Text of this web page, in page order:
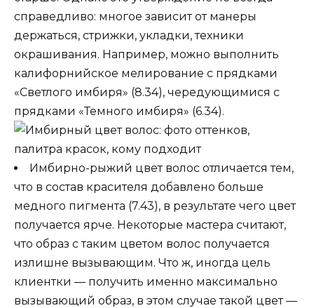
справедливо: многое зависит от манеры
держаться, стрижки, укладки, техники
окрашивания. Например, можно выполнить
калифорнийское мелирование с прядками
«Светлого имбиря» (8.34), чередующимися с
прядками «Темного имбиря» (6.34).
Имбирно-рыжий цвет волос отличается тем,
что в состав красителя добавлено больше
медного пигмента (7.43), в результате чего цвет
получается ярче. Некоторые мастера считают,
что образ с таким цветом волос получается
излишне вызывающим. Что ж, иногда цель
клиентки — получить именно максимально
вызывающий образ, в этом случае такой цвет —